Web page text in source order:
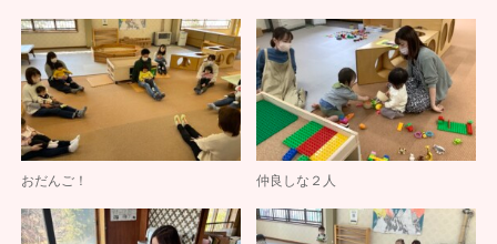
おだんご！ 仲良しな２人